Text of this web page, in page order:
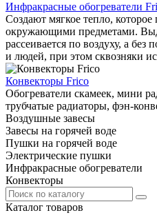
Инфракрасные обогреватели
Создают мягкое тепло,
окружающими предметами.
рассеивается по воздуху, а без
и людей, при этом сквозняки
Конвекторы Frico
Обогреватели скамеек, мини
трубчатые радиаторы, фэн-
Воздушные завесы
Завесы на горячей воде
Пушки на горячей воде
Электрические пушки
Инфракрасные обогреватели
Конвекторы
Каталог товаров